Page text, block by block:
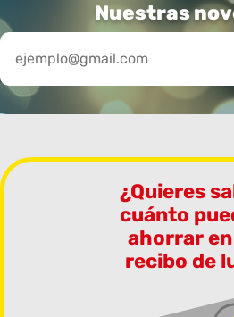
Nuestras
¿Quieres
cuánto
ahorrar
recibo de